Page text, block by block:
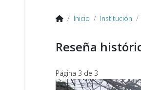
Inicio Institución
Reseña
Página 3 de 3